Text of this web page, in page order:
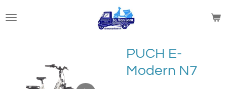
direct
PUCH E-
Modern N7